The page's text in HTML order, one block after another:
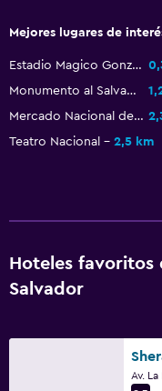
Mejores lugares de
Estadio Magico Gonzales
Monumento al Salvador del Mundo
Mercado Nacional de Artesanías
Teatro Nacional
2,5 km
Hoteles favoritos
Salvador
Av.